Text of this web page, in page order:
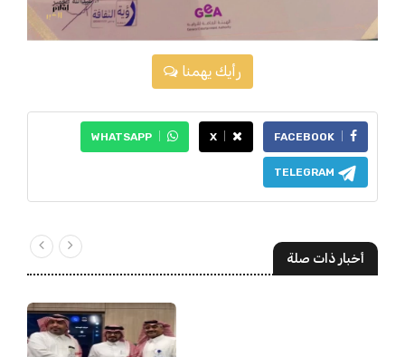
رأيك يهمنا
FACEBOOK
X
WHATSAPP
TELEGRAM
أخبار ذات صلة